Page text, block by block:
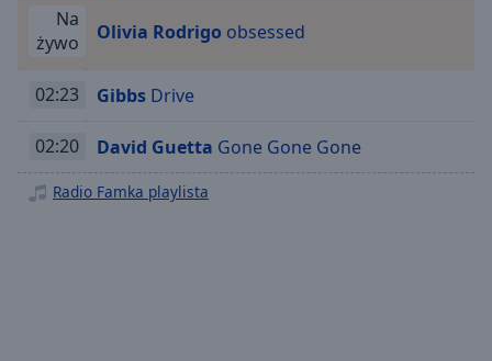
Chapters
Chapters
Descriptions
descriptions
off,
selected
Na
żywo
Olivia Rodrigo obsessed
02:23 Gibbs Drive
02:20 David Guetta Gone Gone Gone
Radio Famka playlista